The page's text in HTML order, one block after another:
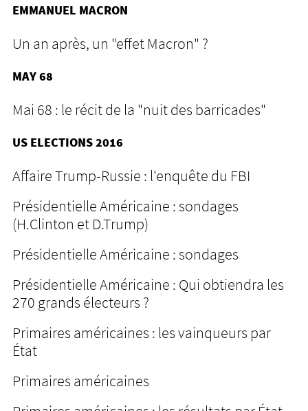
EMMANUEL MACRON
Un an après, un "effet Macron" ?
MAY 68
Mai 68 : le récit de la "nuit des barricades"
US ELECTIONS 2016
Affaire Trump-Russie : l'enquête du FBI
Présidentielle Américaine : sondages
(H.Clinton et D.Trump)
Présidentielle Américaine : sondages
Présidentielle Américaine : Qui obtiendra les
270 grands électeurs ?
Primaires américaines : les vainqueurs par
État
Primaires américaines